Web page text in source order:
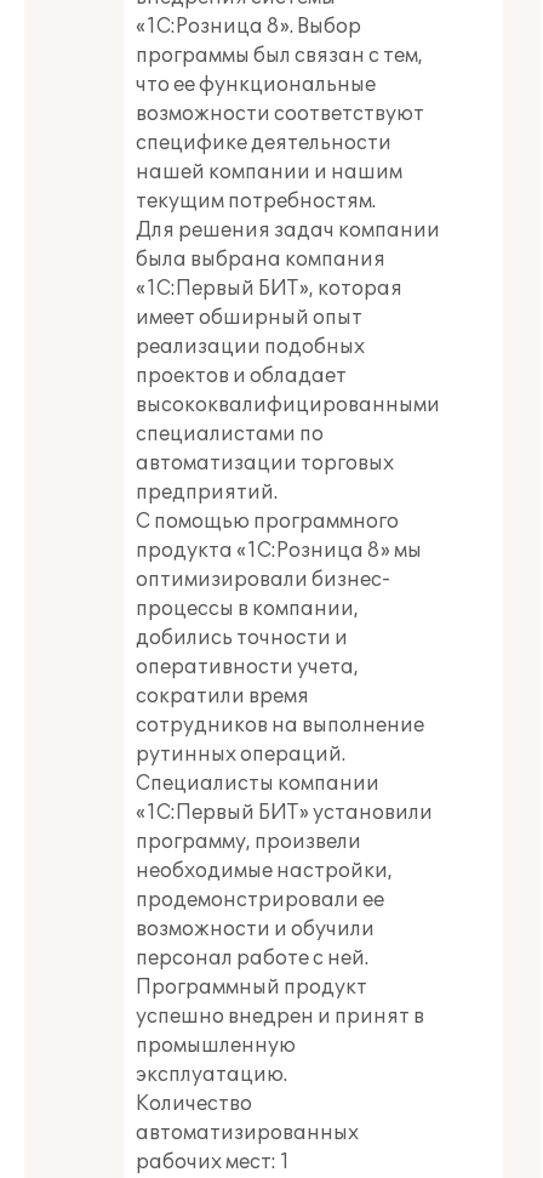
«1С:Розница 8». Выбор
программы был связан с тем,
что ее функциональные
возможности соответствуют
специфике деятельности
нашей компании и нашим
текущим потребностям.
Для решения задач компании
была выбрана компания
«1С:Первый БИТ», которая
имеет обширный опыт
реализации подобных
проектов и обладает
высококвалифицированными
специалистами по
автоматизации торговых
предприятий.
С помощью программного
продукта «1С:Розница 8» мы
оптимизировали бизнес-
процессы в компании,
добились точности и
оперативности учета,
сократили время
сотрудников на выполнение
рутинных операций.
Специалисты компании
«1С:Первый БИТ» установили
программу, произвели
необходимые настройки,
продемонстрировали ее
возможности и обучили
персонал работе с ней.
Программный продукт
успешно внедрен и принят в
промышленную
эксплуатацию.
Количество
автоматизированных
рабочих мест: 1